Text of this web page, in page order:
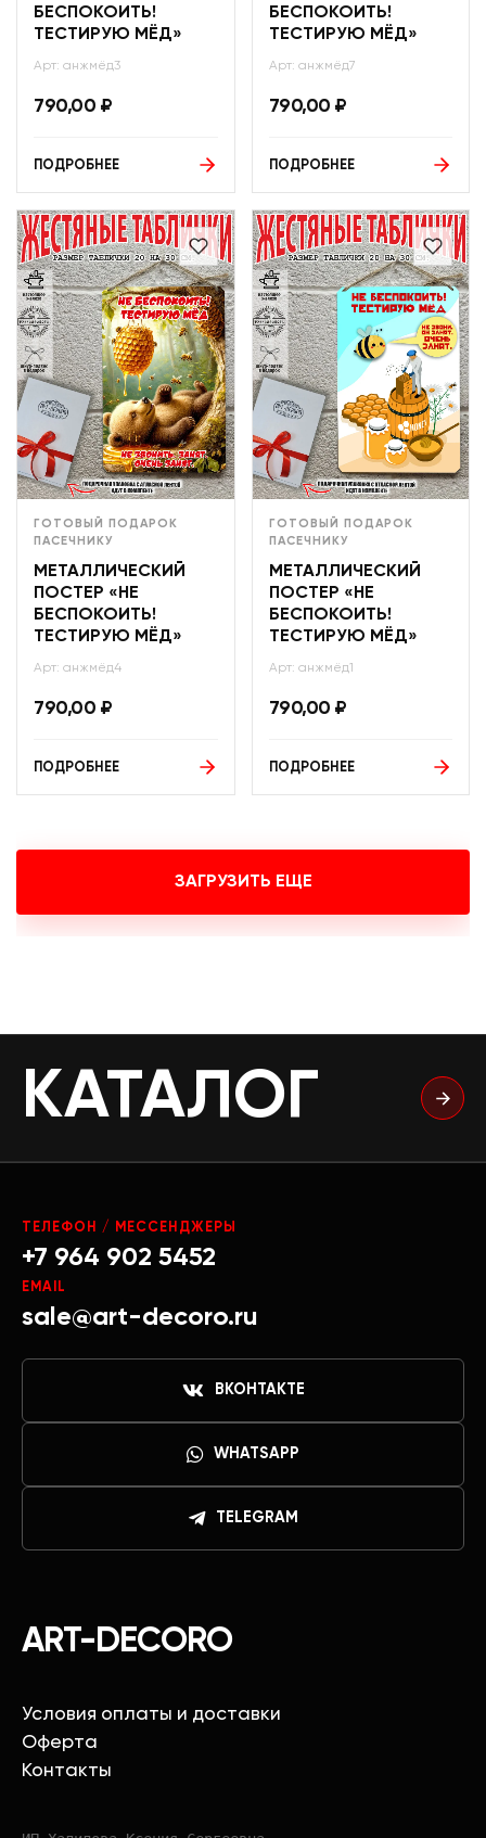
БЕСПОКОИТЬ!
ТЕСТИРУЮ МЁД»
Арт: анжмёд3
790,00 ₽
ПОДРОБНЕЕ
БЕСПОКОИТЬ!
ТЕСТИРУЮ МЁД»
Арт: анжмёд7
790,00 ₽
ПОДРОБНЕЕ
ГОТОВЫЙ ПОДАРОК
ПАСЕЧНИКУ
МЕТАЛЛИЧЕСКИЙ
ПОСТЕР «НЕ
БЕСПОКОИТЬ!
ТЕСТИРУЮ МЁД»
Арт: анжмёд4
790,00 ₽
ПОДРОБНЕЕ
ГОТОВЫЙ ПОДАРОК
ПАСЕЧНИКУ
МЕТАЛЛИЧЕСКИЙ
ПОСТЕР «НЕ
БЕСПОКОИТЬ!
ТЕСТИРУЮ МЁД»
Арт: анжмёд1
790,00 ₽
ПОДРОБНЕЕ
ЗАГРУЗИТЬ ЕЩЕ
КАТАЛОГ
ART-DECORO
Условия оплаты и доставки
Оферта
Контакты
ТЕЛЕФОН / МЕССЕНДЖЕРЫ
+7 964 902 5452
EMAIL
sale@art-decoro.ru
ВКОНТАКТЕ
WHATSAPP
TELEGRAM